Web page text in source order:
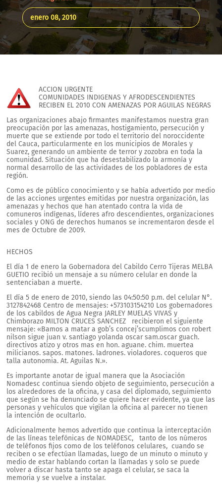
enero 08, 2010
ACCION URGENTE
COMUNIDADES INDIGENAS Y AFRODESCENDIENTES
RECIBEN EL 2010 CON AMENAZAS POR AGUILAS NEGRAS
Las organizaciones abajo firmantes manifestamos nuestra gran
preocupación por las amenazas, hostigamiento, persecución y
muerte que se extiende por todo el territorio del noroccidente
del Cauca, particularmente en los municipios de Morales y
Suarez, generando un ambiente de terror y zozobra en toda la
comunidad. Situación que ha desestabilizado la armonía y
normal desarrollo de las actividades de los pobladores de esta
región.
Como es de público conocimiento y se había advertido por medio
de las acciones urgentes emitidas por nuestra organización, las
amenazas y hechos que han atentado contra la vida de
comuneros indígenas, líderes afro descendientes, organizaciones
sociales y ONG de derechos humanos se incrementaron desde el
mes de Octubre de 2009.
HECHOS
El día 1 de enero la Gobernadora del Cabildo Cerro Tijeras MELBA
GUETIO recibió un mensaje a su número celular en donde la
sentenciaban a muerte.
El día 5 de enero de 2010, siendo las 04:50:50 p.m. del celular N°.
3127842468 Centro de mensajes: +573103154210 Los gobernadores
de los cabildos de Agua Negra JARLEY MUELAS VIVAS y
Chimborazo MILTON CRUCES SANCHEZ recibieron el siguiente
mensaje: «Bamos a matar a gob’s concej’scumplimos con robert
nilson sigue juan v. santiago yolanda oscar sam.oscar guach.
directivos atizo y otros mas en hon. aguane. chim. muertea
milicianos. sapos. matones. ladrones. violadores. coqueros que
talla autonomia. At. Aguilas N.».
Es importante anotar de igual manera que la Asociación
Nomadesc continua siendo objeto de seguimiento, persecución a
los alrededores de la oficina, y casa del diplomado, seguimiento
que según se ha denunciado se quiere hacer evidente, ya que las
personas y vehículos que vigilan la oficina al parecer no tienen
la intención de ocultarlo.
Adicionalmente hemos advertido que continua la interceptación
de las líneas telefónicas de NOMADESC, tanto de los números
de teléfonos fijos como de los teléfonos celulares, cuando se
reciben o se efectúan llamadas, luego de un minuto o minuto y
medio de estar hablando cortan la llamadas y solo se puede
volver a discar hasta tanto se apaga el celular, se saca la
memoria y se vuelve a instalar.